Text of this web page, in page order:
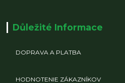
Důležité Informace
DOPRAVA A PLATBA
HODNOTENIE ZÁKAZNÍKOV